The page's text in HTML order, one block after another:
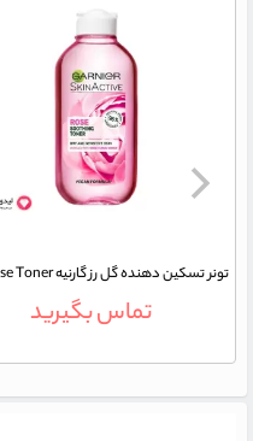
تماس بگیرید